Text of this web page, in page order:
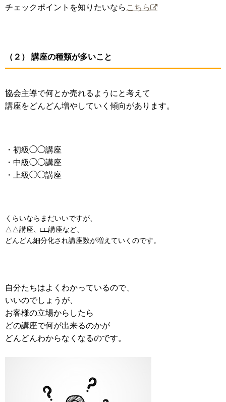
チェックポイントを知りたいなら こちら
（２） 講座の種類が多いこと
協会主導で何とか売れるようにと考えて
講座をどんどん増やしていく傾向があります。
・初級◯◯講座
・中級◯◯講座
・上級◯◯講座
くらいならまだいいですが、
△△講座、□□講座など、
どんどん細分化され講座数が増えていくのです。
自分たちはよくわかっているので、
いいのでしょうが、
お客様の立場からしたら
どの講座で何が出来るのかが
どんどんわからなくなるのです。